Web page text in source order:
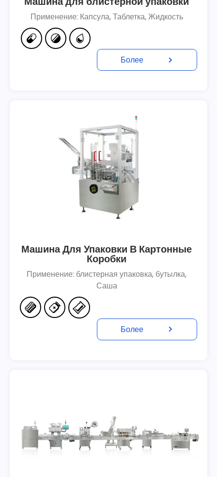
Применение: Капсула, Таблетка, Жидкость
Более
Машина Для Упаковки В Картонные
Коробки
Применение: блистерная упаковка, бутылка,
Саша
Более